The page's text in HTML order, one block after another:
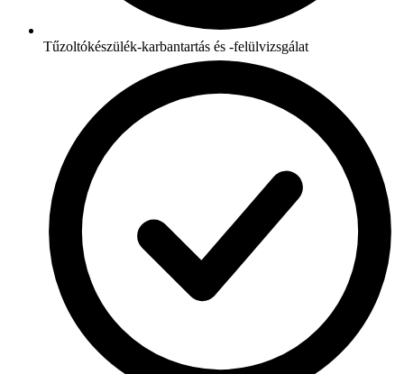
Tűzoltókészülék-karbantartás és -felülvizsgálat